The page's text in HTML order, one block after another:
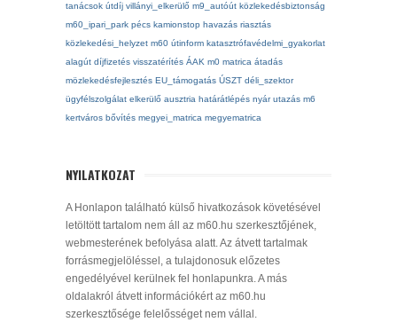
tanácsok útdíj villányi_elkerülő m9_autóút közlekedésbiztonság
m60_ipari_park pécs kamionstop havazás riasztás
közlekedési_helyzet m60 útinform katasztrófavédelmi_gyakorlat
alagút díjfizetés visszatérítés ÁAK m0 matrica átadás
mözlekedésfejlesztés EU_támogatás ÚSZT déli_szektor
ügyfélszolgálat elkerülő ausztria határátlépés nyár utazás m6
kertváros bővítés megyei_matrica megyematrica
NYILATKOZAT
A Honlapon található külső hivatkozások követésével
letöltött tartalom nem áll az m60.hu szerkesztőjének,
webmesterének befolyása alatt. Az átvett tartalmak
forrásmegjelöléssel, a tulajdonosuk előzetes
engedélyével kerülnek fel honlapunkra. A más
oldalakról átvett információkért az m60.hu
szerkesztősége felelősséget nem vállal.